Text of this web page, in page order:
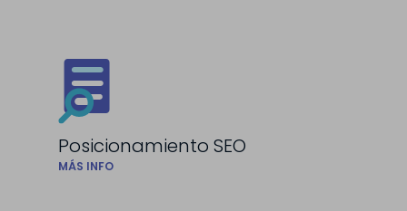
Posicionamiento SEO
MÁS INFO